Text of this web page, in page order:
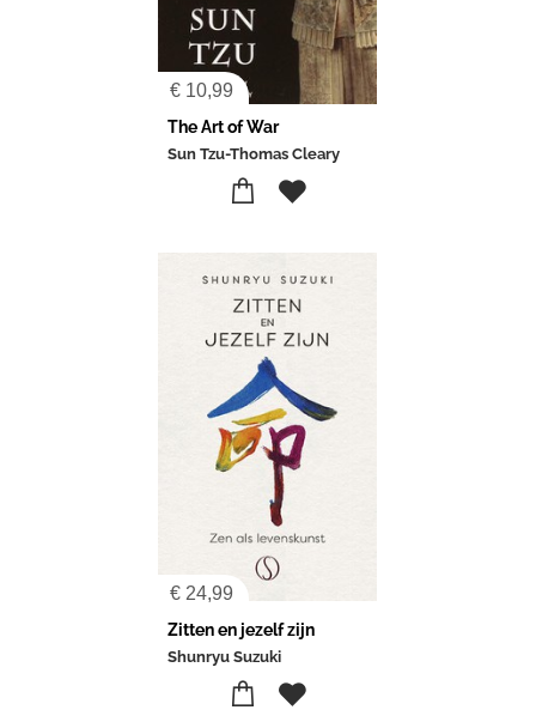
€ 10,99
The Art of War
Sun Tzu-Thomas Cleary
€ 24,99
Zitten en jezelf zijn
Shunryu Suzuki